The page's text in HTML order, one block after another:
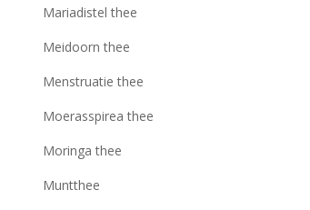
Mariadistel thee
Meidoorn thee
Menstruatie thee
Moerasspirea thee
Moringa thee
Muntthee